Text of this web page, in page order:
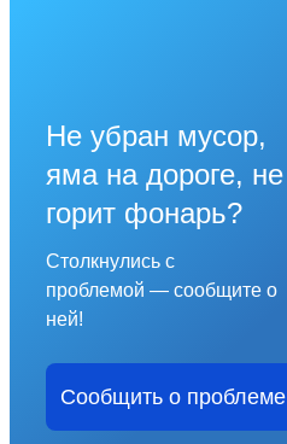
Не убран мусор,
яма на дороге, не
горит фонарь?
Столкнулись с
проблемой — сообщите о
ней!
Сообщить о проблеме